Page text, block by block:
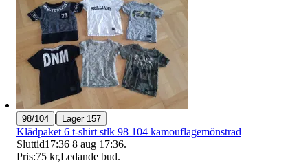
98/104 | Lager 157
Klädpaket 6 t-shirt stlk 98 104 kamouflagemönstrad
Sluttid17:36 8 aug 17:36.
Pris:75 kr,Ledande bud.